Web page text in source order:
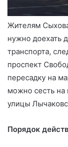
Жителям
нужно доехать
транспорта,
проспект
пересадку на
можно сесть на
улицы
Порядок